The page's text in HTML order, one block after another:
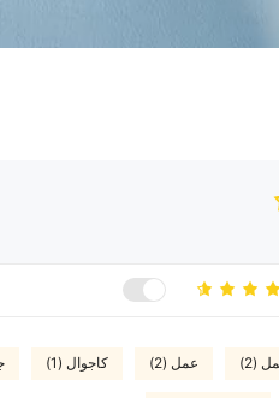
(2) عمل (2) كاجوال (1)